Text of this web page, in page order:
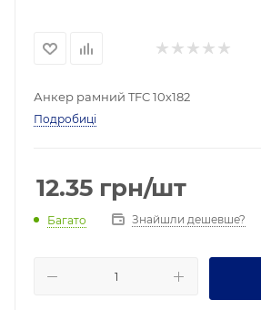
Анкер рамний TFC ​​10х182
Подробиці
12.35 грн/шт
Багато Знайшли дешевше?